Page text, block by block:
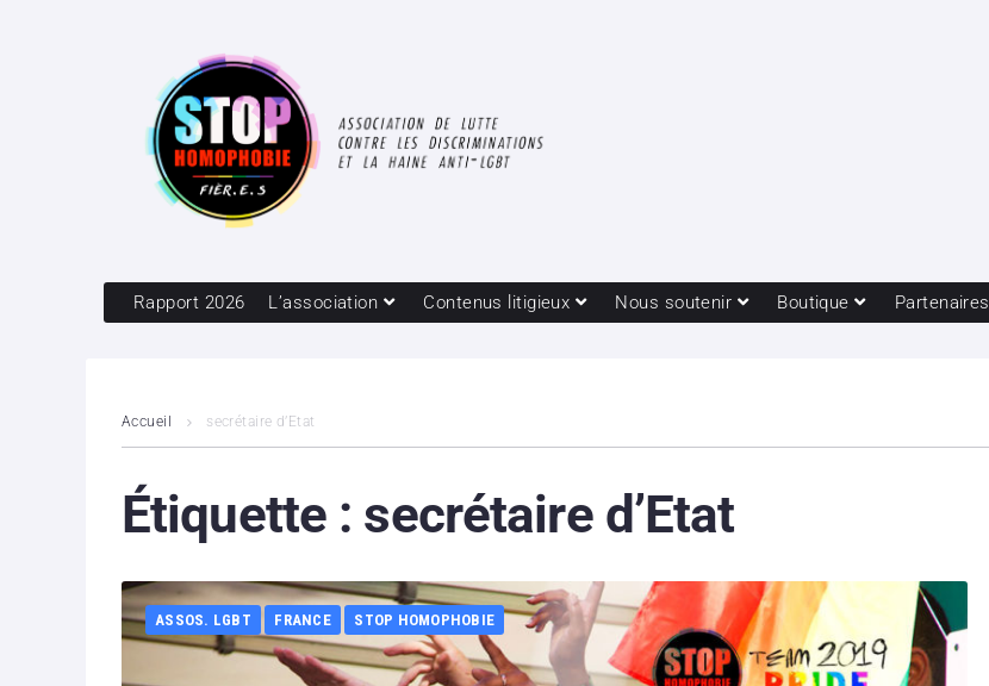
Rapport 2026 L’association Contenus litigieux Nous soutenir Boutique Partenaires
Accueil secrétaire d’Etat
Étiquette : secrétaire d’Etat
ASSOS. LGBT FRANCE STOP HOMOPHOBIE